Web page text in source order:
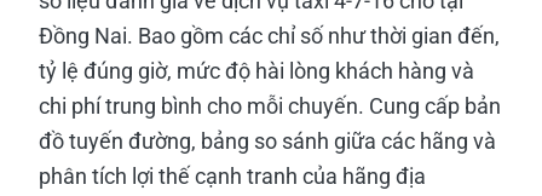
Đồng Nai. Bao gồm các chỉ số như thời gian đến,
tỷ lệ đúng giờ, mức độ hài lòng khách hàng và
chi phí trung bình cho mỗi chuyến. Cung cấp bản
đồ tuyến đường, bảng so sánh giữa các hãng và
phân tích lợi thế cạnh tranh của hãng địa